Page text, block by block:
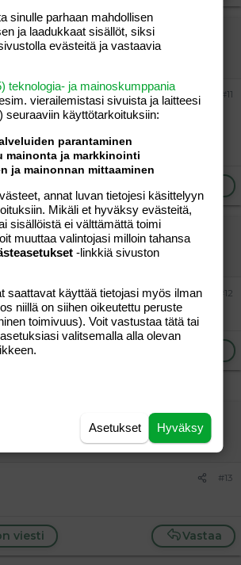
#11
on käytössä lapsillani.
#12
viesti
#13
Vastaa
viesti
sinulle parhaan mahdollisen
ja laadukkaat sisällöt, siksi
evästeitä ja vastaavia
teknologia- ja mainoskumppania
vierailemis­tasi sivuista ja laitteesi
seuraaviin käyttötarkoituksiin:
parantaminen
mainonta ja markkinointi
ja mainonnan mittaaminen
annat luvan tietojesi käsittelyyn
Mikäli et hyväksy evästeitä,
sisällöistä ei välttämättä toimi
muuttaa valintojasi milloin tahansa
-linkkiä sivuston
saattavat käyttää tietojasi myös ilman
niillä on siihen oikeutettu peruste
toimivuus). Voit vastustaa tätä tai
valitsemalla alla olevan
Hyväksy
Asetukset